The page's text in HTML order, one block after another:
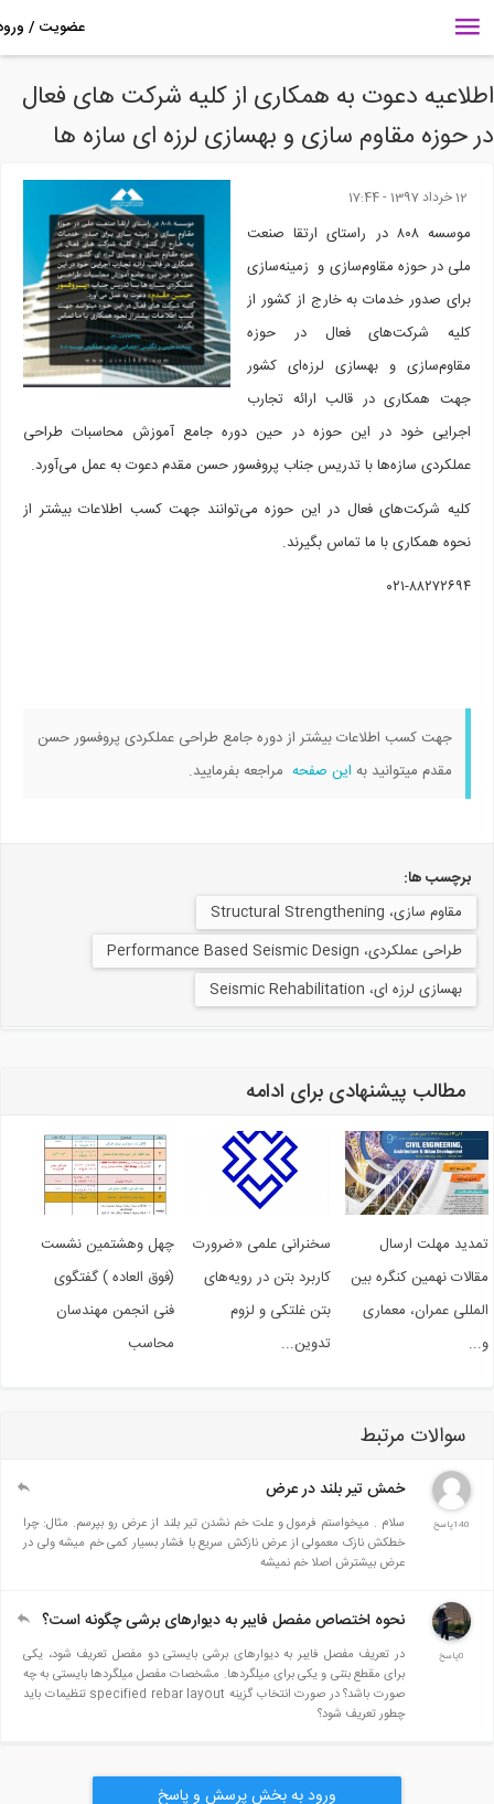
دعوت به همکاری از کلیه شرکت های فعال
حوزه مقاوم سازی و بهسازی لرزه ای سازه ها
موسسه ۸۰۸ در راستای ارتقا صنعت
ملی در حوزه مقاوم‌سازی و زمینه‌سازی
برای صدور خدمات به خارج از کشور از
کلیه شرکت‌های فعال در حوزه
مقاوم‌سازی و بهسازی لرزه‌ای کشور
جهت همکاری در قالب ارائه تجارب
اجرایی خود در این حوزه در حین دوره جامع آموزش محاسبات طراحی
عملکردی سازه‌ها با تدریس جناب پروفسور حسن مقدم دعوت به عمل می‌آورد.
کلیه شرکت‌های فعال در این حوزه می‌توانند جهت کسب اطلاعات بیشتر از
نحوه همکاری با ما تماس بگیرند.
۰۲۱-۸۸۲۷۲۶۹۴
جهت کسب اطلاعات بیشتر از دوره جامع طراحی عملکردی پروفسور حسن
مقدم میتوانید به این صفحهمراجعه بفرمایید.
برچسب ها:
مقاوم سازی، Structural Strengthening
طراحی عملکردی، Performance Based Seismic Design
بهسازی لرزه ای، Seismic Rehabilitation
مطالب پیشنهادی برای ادامه
مهلت ارسال
نهمین کنگره بین
عمران، معماری
سخنرانی علمی «ضرورت
کاربرد بتن در رویه‌های
بتن غلتکی و لزوم
تدوین...
چهل وهشتمین نشست
(فوق العاده ) گفتگوی
فنی انجمن مهندسان
محاسب
سوالات مرتبط
خمش تیر بلند در عرض
سلام . میخواستم فرمول و علت خم نشدن تیر بلند از عرض رو بپرسم. مثال: چرا
خطکش نازک معمولی از عرض نازکش سریع با فشار بسیار کمی خم میشه ولی در
عرض بیشترش اصلا خم نمیشه
نحوه اختصاص مفصل فایبر به دیوارهای برشی چگونه است؟
در تعریف مفصل فایبر به دیوارهای برشی بایستی دو مفصل تعریف شود، یکی
برای مقطع بتنی و یکی برای میلگردها. مشخصات مفصل میلگردها بایستی به چه
صورت باشد؟ در صورت انتخاب گزینه specified rebar layout تنظیمات باید
چطور تعریف شود؟
ورود به بخش پرسش و پاسخ